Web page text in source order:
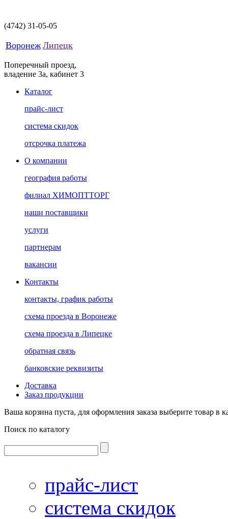
(4742) 31-05-05
Воронеж Липецк
Поперечный проезд,
владение 3а, кабинет 3
Каталог
прайс-лист
система скидок
отсрочка платежа
О компании
география работы
филиал ХИМОПТТОРГ
наши поставщики
услуги
партнерам
вакансии
Контакты
контакты, график работы
схема проезда в Воронеже
схема проезда в Липецке
обратная связь
банковские реквизиты
Доставка
Заказ продукции
Ваша корзина пуста, для оформления заказа выберите товар в
Поиск по каталогу
прайс-лист
система скидок